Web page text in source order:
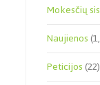
Mokesčių
Naujienos
Peticijos(22)